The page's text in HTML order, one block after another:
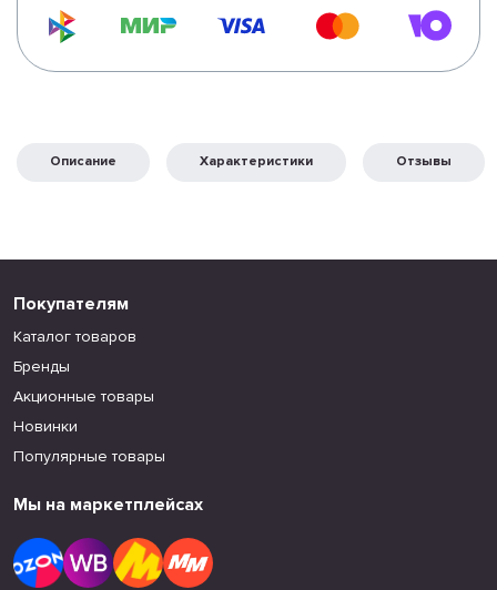
Описание Характеристики Отзывы
Покупателям
Каталог товаров
Бренды
Акционные товары
Новинки
Популярные товары
Мы на маркетплейсах